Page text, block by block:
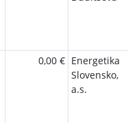
0,00 € Energetika
Slovensko,
a.s.